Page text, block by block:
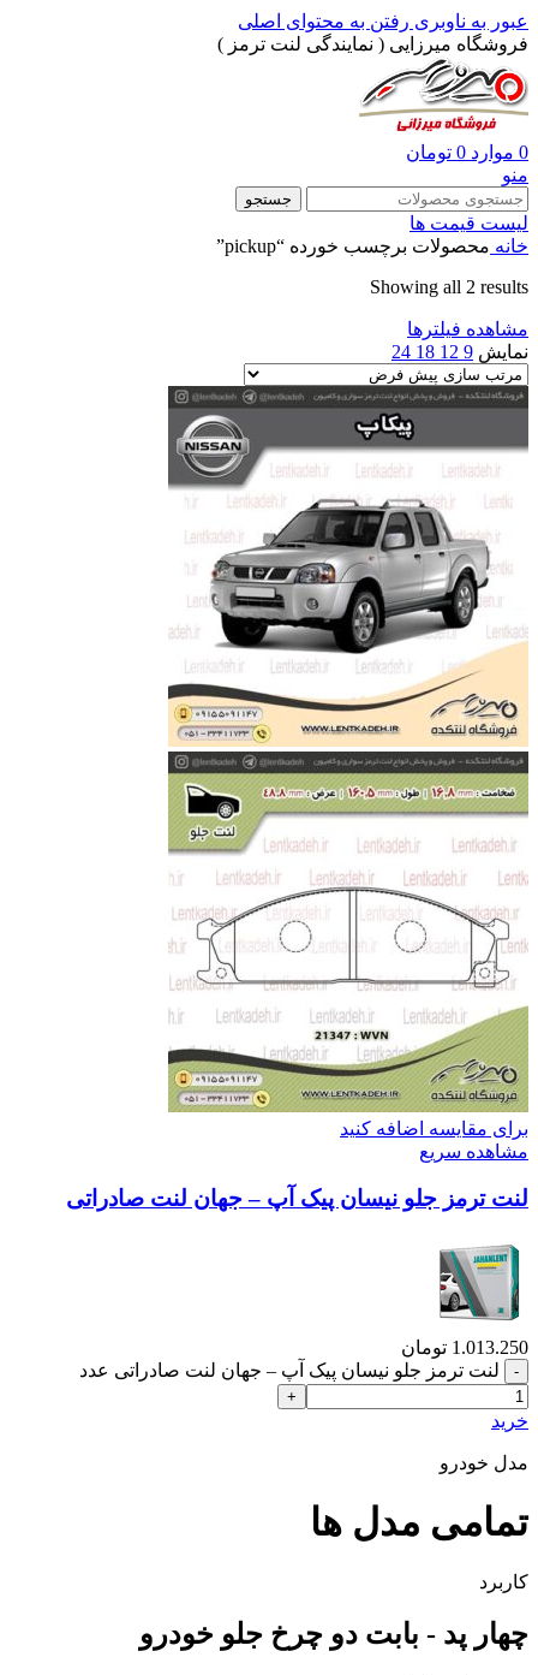
عبور به ناوبری رفتن به محتوای اصلی
فروشگاه میرزایی ( نمایندگی لنت ترمز )
0 موارد 0 تومان
منو
جستجو
لیست قیمت ها
خانه محصولات برچسب خورده “pickup”
Showing all 2 results
مشاهده فیلترها
نمایش 9
12
18
24
برای مقایسه اضافه کنید
مشاهده سریع
لنت ترمز جلو نیسان پیک آپ – جهان لنت صادراتی
1.013.250 تومان
لنت ترمز جلو نیسان پیک آپ – جهان لنت صادراتی عدد
خرید
مدل خودرو
تمامی مدل ها
کاربرد
چهار پد - بابت دو چرخ جلو خودرو